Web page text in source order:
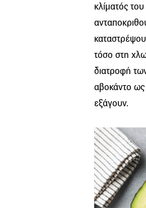
κλίματός
τόσο στη
διατροφή
αβοκάντο ως
εξάγουν.